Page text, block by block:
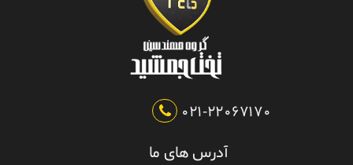
021-22067170
آدرس های ما